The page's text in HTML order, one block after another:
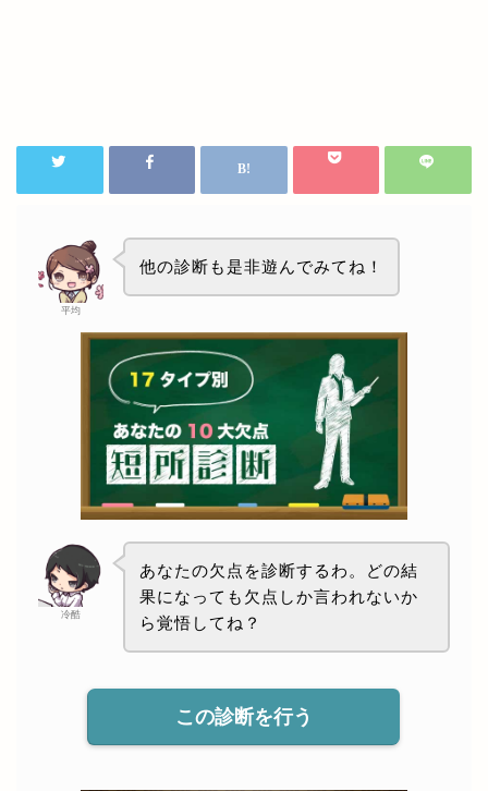
平均
他の診断も是非遊んでみてね！
冷酷
あなたの欠点を診断するわ。どの結
果になっても欠点しか言われないか
ら覚悟してね？
この診断を行う